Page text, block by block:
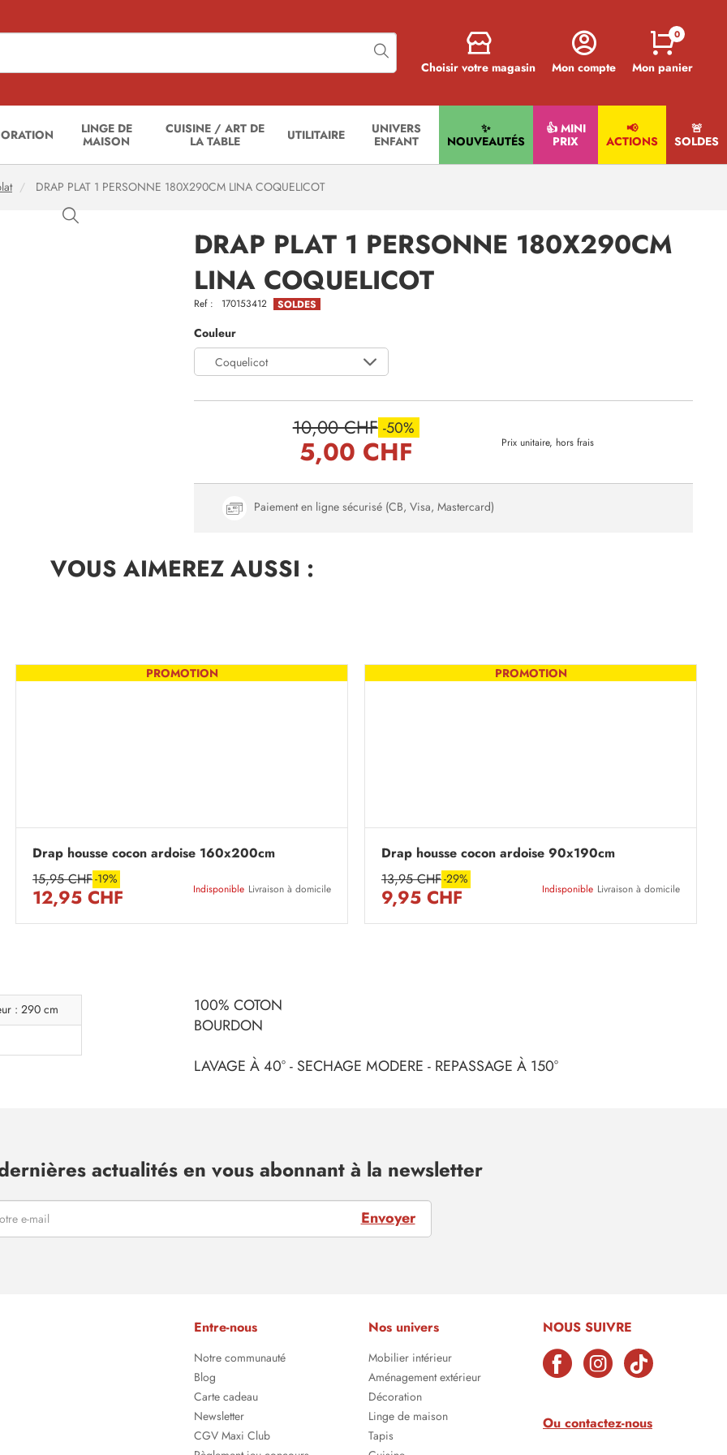
Choisir votre magasin Mon compte Mon panier
0
LINGE DE
MAISON
CUISINE / ART DE
LA TABLE
UTILITAIRE
UNIVERS
ENFANT
✨
NOUVEAUTÉS
👍 MINI
PRIX
📢
ACTIONS
🚨​
SOLDES
DRAP PLAT 1 PERSONNE 180X290CM LINA COQUELICOT
DRAP PLAT 1 PERSONNE 180X290CM
LINA COQUELICOT
Ref : 170153412 SOLDES
Couleur
Coquelicot
10,00 CHF -50%
5,00 CHF Prix unitaire, hors frais
Paiement en ligne sécurisé (CB, Visa, Mastercard)
VOUS AIMEREZAUSSI :
PROMOTION
Drap housse cocon ardoise 160x200cm
15,95 CHF-19%
12,95 CHF Indisponible Livraison à domicile
PROMOTION
Drap housse cocon ardoise 90x190cm
13,95 CHF-29%
9,95 CHF Indisponible Livraison à domicile
: 290 cm
100% COTON
BOURDON
LAVAGE À 40° - SECHAGE MODERE - REPASSAGE À 150°
actualités en vous abonnant à la newsletter
Envoyer
Entre-nous
Notre communauté
Blog
Carte cadeau
Newsletter
CGV Maxi Club
Nos univers
Mobilier intérieur
Aménagement extérieur
Décoration
Linge de maison
Tapis
NOUS SUIVRE
Ou contactez-nous